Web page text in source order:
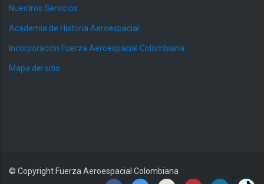
Nuestros Servicios
Academia de Historia Aeroespacial
Incorporación Fuerza Aeroespacial Colombiana
Mapa del sitio
© Copyright Fuerza Aeroespacial Colombiana